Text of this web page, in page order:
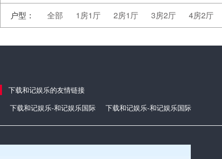
户型： 全部 1房1厅 2房1厅 3房2厅 4房2厅
下载和记娱乐的友情链接
下载和记娱乐-和记娱乐国际
下载和记娱乐-和记娱乐国际